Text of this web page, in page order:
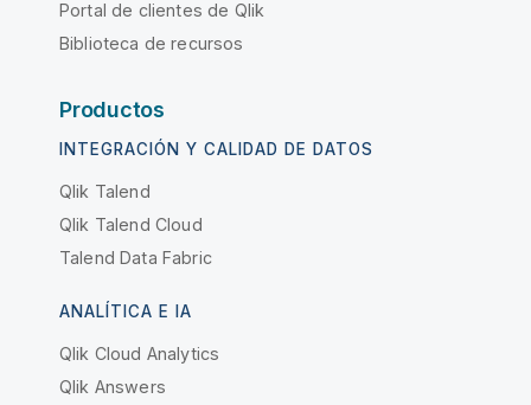
Portal de clientes de Qlik
Biblioteca de recursos
Productos
INTEGRACIÓN Y CALIDAD DE DATOS
Qlik Talend
Qlik Talend Cloud
Talend Data Fabric
ANALÍTICA E IA
Qlik Cloud Analytics
Qlik Answers